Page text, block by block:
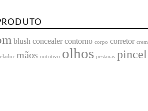
blush concealer contorno corpo corretor
mãos nutritivo olhos pestanas pincel